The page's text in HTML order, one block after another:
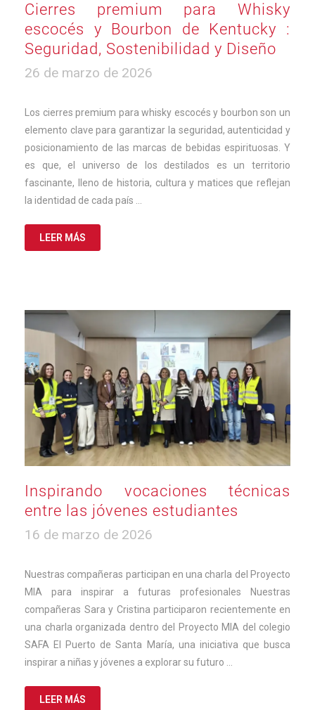
Cierres premium para Whisky
escocés y Bourbon de Kentucky :
Seguridad, Sostenibilidad y Diseño
26 de marzo de 2026
de
2026
Los cierres premium para whisky escocés y bourbon son un
elemento clave para garantizar la seguridad, autenticidad y
posicionamiento de las marcas de bebidas espirituosas. Y
es que, el universo de los destilados es un territorio
fascinante, lleno de historia, cultura y matices que reflejan
la identidad de cada país …
LEER MÁS
Inspirando vocaciones técnicas
entre las jóvenes estudiantes
16 de marzo de 2026
de
Nuestras compañeras participan en una charla del Proyecto
MIA para inspirar a futuras profesionales Nuestras
compañeras Sara y Cristina participaron recientemente en
una charla organizada dentro del Proyecto MIA del colegio
SAFA El Puerto de Santa María, una iniciativa que busca
inspirar a niñas y jóvenes a explorar su futuro …
LEER MÁS